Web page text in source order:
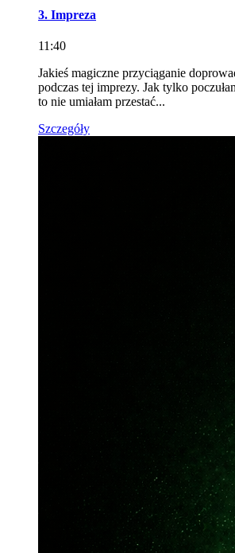
3. Impreza
11:40
Jakieś magiczne przyciąganie
podczas tej imprezy. Jak tylko
to nie umiałam przestać...
Szczegóły